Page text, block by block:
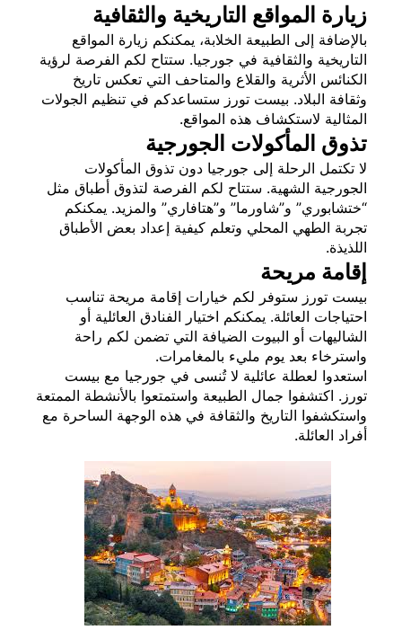
زيارة المواقع التاريخية والثقافية
بالإضافة إلى الطبيعة الخلابة، يمكنكم زيارة المواقع
التاريخية والثقافية في جورجيا. ستتاح لكم الفرصة لرؤية
الكنائس الأثرية والقلاع والمتاحف التي تعكس تاريخ
وثقافة البلاد. بيست تورز ستساعدكم في تنظيم الجولات
المثالية لاستكشاف هذه المواقع.
تذوق المأكولات الجورجية
لا تكتمل الرحلة إلى جورجيا دون تذوق المأكولات
الجورجية الشهية. ستتاح لكم الفرصة لتذوق أطباق مثل
“ختشابوري” و”شاورما” و”هتافاري” والمزيد. يمكنكم
تجربة الطهي المحلي وتعلم كيفية إعداد بعض الأطباق
اللذيذة.
إقامة مريحة
بيست تورز ستوفر لكم خيارات إقامة مريحة تناسب
احتياجات العائلة. يمكنكم اختيار الفنادق العائلية أو
الشاليهات أو البيوت الضيافة التي تضمن لكم راحة
واسترخاء بعد يوم مليء بالمغامرات.
استعدوا لعطلة عائلية لا تُنسى في جورجيا مع بيست
تورز. اكتشفوا جمال الطبيعة واستمتعوا بالأنشطة الممتعة
واستكشفوا التاريخ والثقافة في هذه الوجهة الساحرة مع
أفراد العائلة.